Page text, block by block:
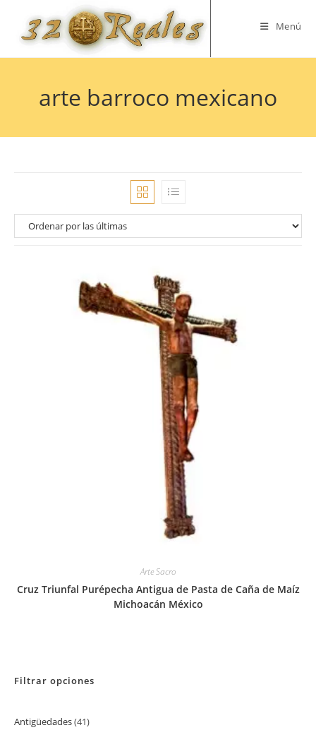
contenido
Menú
arte barroco mexicano
Arte Sacro
Cruz Triunfal Purépecha Antigua de Pasta de Caña de Maíz
Michoacán México
Filtrar opciones
Antigüedades 4141